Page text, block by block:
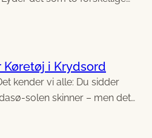
i Krydsord
kender vi alle: Du sidder
solen skinner – men det…